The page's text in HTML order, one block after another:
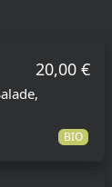
20,00 €
BIO